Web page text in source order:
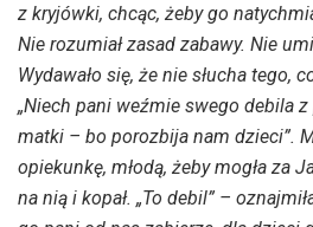
z kryjówki, chcąc, żeby go
Nie rozumiał zasad zabawy. Nie
Wydawało się, że nie słucha tego,
„Niech pani weźmie swego debila
matki – bo porozbija nam dzieci”.
opiekunkę, młodą, żeby mogła za
na nią i kopał. „To debil” –